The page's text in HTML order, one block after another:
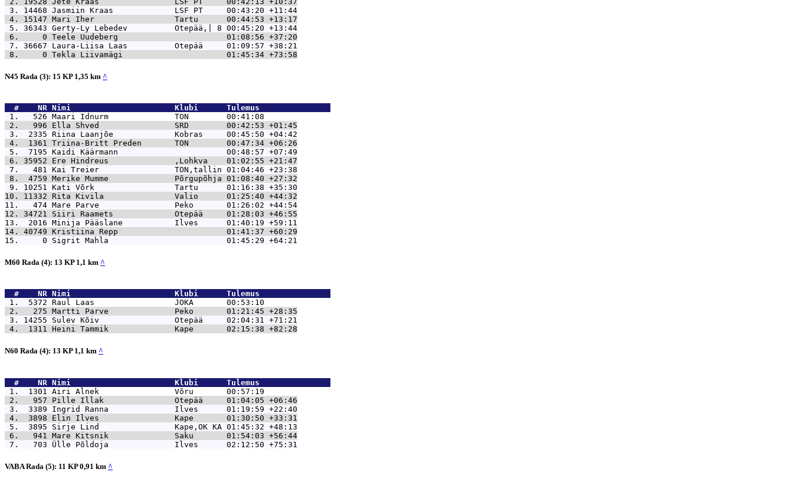
3. 14468 Jasmiin Kraas             LSF PT     00:43:20 +11:44
4. 15147 Mari Iher                 Tartu      00:44:53 +13:17
5. 36343 Gerty-Ly Lebedev          Otepää,| 8 00:45:20 +13:44
6.     0 Teele Uudeberg                       01:08:56 +37:20
7. 36667 Laura-Liisa Laas          Otepää     01:09:57 +38:21
8.     0 Tekla Liivamägi                      01:45:34 +73:58
N45 Rada (3): 15 KP 1,35 km ^
  #    NR
Nimi                      Klubi      Tulemus
1.   526 Maari Idnurm              TON        00:41:08
2.   996 Ella Shved                SRD        00:42:53 +01:45
3.  2335 Riina Laanjõe             Kobras     00:45:50 +04:42
4.  1361 Triina-Britt Preden       TON        00:47:34 +06:26
5.  7195 Kaidi Käärmann                       00:48:57 +07:49
6. 35952 Ere Hindreus              ,Lohkva    01:02:55 +21:47
7.   481 Kai Treier                TON,tallin 01:04:46 +23:38
8.  4759 Merike Mumme              Põrgupõhja 01:08:40 +27:32
9. 10251 Kati Võrk                 Tartu      01:16:38 +35:30
10. 11332 Rita Kivila               Valio      01:25:40 +44:32
11.   474 Mare Parve                Peko       01:26:02 +44:54
12. 34721 Siiri Raamets             Otepää     01:28:03 +46:55
13.  2016 Minija Pääslane           Ilves      01:40:19 +59:11
14. 40749 Kristiina Repp                       01:41:37 +60:29
15.     0 Sigrit Mahla                         01:45:29 +64:21
M60 Rada (4): 13 KP 1,1 km ^
  #    NR
Nimi                      Klubi      Tulemus
1.  5372 Raul Laas                 JOKA       00:53:10
2.   275 Martti Parve              Peko       01:21:45 +28:35
3. 14255 Sulev Kõiv                Otepää     02:04:31 +71:21
4.  1311 Heini Tammik              Kape       02:15:38 +82:28
N60 Rada (4): 13 KP 1,1 km ^
  #    NR
Nimi                      Klubi      Tulemus
1.  1301 Airi Alnek                Võru       00:57:19
2.   957 Pille Illak               Otepää     01:04:05 +06:46
3.  3389 Ingrid Ranna              Ilves      01:19:59 +22:40
4.  3898 Elin Ilves                Kape       01:30:50 +33:31
5.  3895 Sirje Lind                Kape,OK KA 01:45:32 +48:13
6.   941 Mare Kitsnik              Saku       01:54:03 +56:44
7.   703 Ülle Põldoja              Ilves      02:12:50 +75:31
VABA Rada (5): 11 KP 0,91 km ^